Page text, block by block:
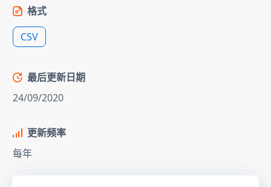
格式
CSV
最后更新日期
24/09/2020
更新频率
每年